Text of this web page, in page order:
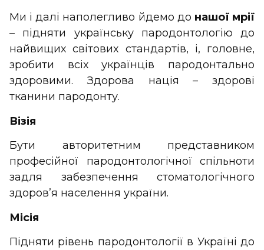
Ми і далі наполегливо йдемо до нашої мрії
– підняти українську пародонтологію до
найвищих світових стандартів, і, головне,
зробити всіх українців пародонтально
здоровими. Здорова нація – здорові
тканини пародонту.
Візія
Бути авторитетним представником
професійної пародонтологічної спільноти
задля забезпечення стоматологічного
здоров’я населення україни.
Місія
Підняти рівень пародонтології в Україні до